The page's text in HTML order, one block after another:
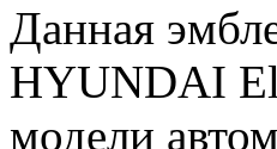
Данная
HYUNDAI
модели